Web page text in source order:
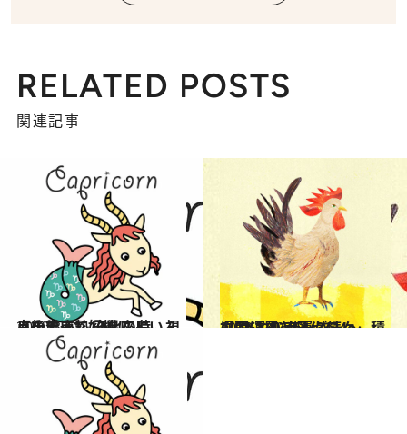
RELATED POSTS
関連記事
2020.3.11
【山羊座】12星座占い 3月後半運勢 変化の時。視点を変えて好機に！
占い 2020.3.19
［酉(とり)年］3/24～4/22運勢 幸運が続々。積極的に福を掴んで
占い